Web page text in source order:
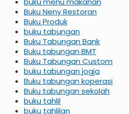
Buku Neny Restoran
Buku Produk
buku tabungan
Buku Tabungan Bank
Buku tabungan BMT
Buku Tabungan Custom
buku tabungan jogja
Buku tabungan koperasi
Buku tabungan sekolah
buku tahlil
buku tahlilan